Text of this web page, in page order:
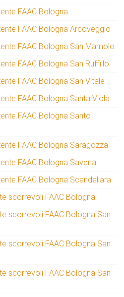
FAAC Bologna
FAAC Bologna Arcoveggio
FAAC Bologna San Mamolo
FAAC Bologna San Ruffillo
FAAC Bologna San Vitale
FAAC Bologna Santa Viola
FAAC Bologna Santo
FAAC Bologna Saragozza
FAAC Bologna Savena
FAAC Bologna Scandellara
scorrevoli FAAC Bologna
scorrevoli FAAC Bologna San
scorrevoli FAAC Bologna San
scorrevoli FAAC Bologna San